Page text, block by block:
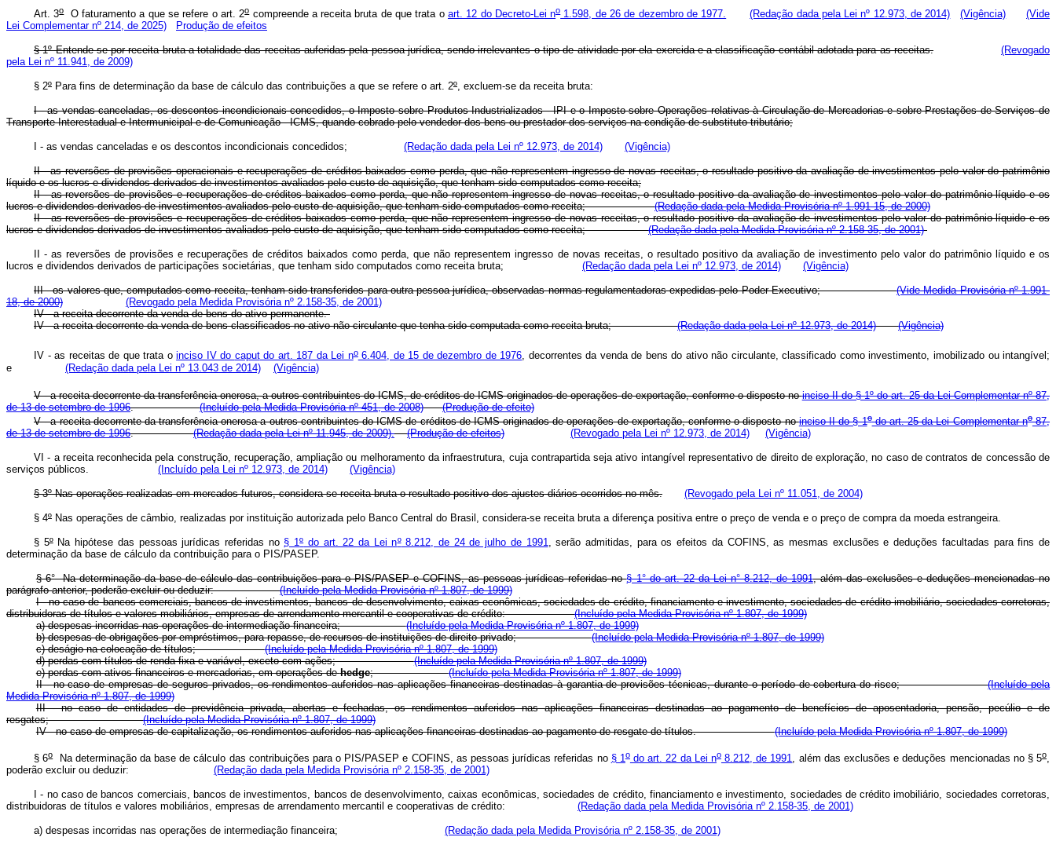
Art. 3oO faturamento a que se refere o art. 2ocompreende a receita bruta de que trata o art. 12 do Decreto-Lei no1.598, de 26 de dezembro de 1977. (Redação dada pela Lei nº 12.973, de 2014) (Vigência)
(Vide
Lei Complementar nº 214, de 2025)
Produção de efeitos
§ 1º Entende-se por receita bruta a totalidade das receitas auferidas pela pessoa jurídica, sendo irrelevantes o tipo de atividade por ela exercida e a classificação contábil adotada para as receitas.
(Revogado
pela Lei nº 11.941, de 2009)
§ 2º Para fins de determinação da base de cálculo das contribuições a que se refere o art. 2º, excluem-se da receita bruta:
I - as vendas canceladas, os descontos incondicionais concedidos, o Imposto sobre Produtos Industrializados - IPI e o Imposto sobre Operações relativas à Circulação de Mercadorias e sobre Prestações de Serviços de
Transporte Interestadual e Intermunicipal e de Comunicação - ICMS, quando cobrado pelo vendedor dos bens ou prestador dos serviços na condição de substituto tributário;
I - as vendas canceladas e os descontos incondicionais concedidos; (Redação dada pela Lei nº 12.973, de 2014) (Vigência)
II - as reversões de provisões operacionais e recuperações de créditos baixados como perda, que não representem ingresso de novas receitas, o resultado positivo da avaliação de investimentos pelo valor do patrimônio
líquido e os lucros e dividendos derivados de investimentos avaliados pelo custo de aquisição, que tenham sido computados como receita;
II - as reversões de provisões e recuperações de créditos baixados como perda, que não representem ingresso de novas receitas, o resultado positivo da avaliação de investimentos pelo valor do patrimônio líquido e os
lucros e dividendos derivados de investimentos avaliados pelo custo de aquisição, que tenham sido computados como receita;(Redação dada pela Medida Provisória nº 1.991-15, de 2000)
II - as reversões de provisões e recuperações de créditos baixados como perda, que não representem ingresso de novas receitas, o resultado positivo da avaliação de investimentos pelo valor do patrimônio líquido e os
lucros e dividendos derivados de investimentos avaliados pelo custo de aquisição, que tenham sido computados como receita;(Redação dada pela Medida Provisória nº 2.158-35, de 2001)
II - as reversões de provisões e recuperações de créditos baixados como perda, que não representem ingresso de novas receitas, o resultado positivo da avaliação de investimento pelo valor do patrimônio líquido e os
lucros e dividendos derivados de participações societárias, que tenham sido computados como receita bruta; (Redação dada pela Lei nº 12.973, de 2014) (Vigência)
III - os valores que, computados como receita, tenham sido transferidos para outra pessoa jurídica, observadas normas regulamentadoras expedidas pelo Poder Executivo;(Vide Medida Provisória nº 1.991-
18, de 2000)
(Revogado pela Medida Provisória nº 2.158-35, de 2001)
IV - a receita decorrente da venda de bens do ativo permanente.
IV - a receita decorrente da venda de bens classificados no ativo não circulante que tenha sido computada como receita bruta;(Redação dada pela Lei nº 12.973, de 2014) (Vigência)
IV - as receitas de que trata oinciso IV do caputdo art. 187 da Lei no6.404, de 15 de dezembro de 1976, decorrentes da venda de bens do ativo não circulante, classificado como investimento, imobilizado ou intangível;
e (Redação dada pela Lei nº 13.043 de 2014) (Vigência)
V - a receita decorrente da transferência onerosa, a outros contribuintes do ICMS, de créditos de ICMS originados de operações de exportação, conforme o disposto noinciso II do § 1º do art. 25 da Lei Complementar nº 87,
de 13 de setembro de 1996.(Incluído pela Medida Provisória nº 451, de 2008)
(Produção de efeito)
V - a receita decorrente da transferência onerosa a outros contribuintes do ICMS de créditos de ICMS originados de operações de exportação, conforme o disposto noinciso II do § 1odo art. 25 da Lei Complementar no87,
de 13 de setembro de 1996.(Redação dada pela Lei nº 11.945, de 2009). (Produção de efeitos) (Revogado pela Lei nº 12.973, de 2014) (Vigência)
VI - a receita reconhecida pela construção, recuperação, ampliação ou melhoramento da infraestrutura, cuja contrapartida seja ativo intangível representativo de direito de exploração, no caso de contratos de concessão de
serviços públicos. (Incluído pela Lei nº 12.973, de 2014) (Vigência)
§ 3º Nas operações realizadas em mercados futuros, considera-se receita bruta o resultado positivo dos ajustes diários ocorridos no mês. (Revogado pela Lei nº 11.051, de 2004)
§ 4º Nas operações de câmbio, realizadas por instituição autorizada pelo Banco Central do Brasil, considera-se receita bruta a diferença positiva entre o preço de venda e o preço de compra da moeda estrangeira.
§ 5ºNa hipótese das pessoas jurídicas referidas no § 1ºdo art. 22 da Lei nº8.212, de 24 de julho de 1991
, serão admitidas, para os efeitos da COFINS, as mesmas exclusões e deduções facultadas para fins de
determinação da base de cálculo da contribuição para o PIS/PASEP.
§ 6°Na determinação da base de cálculo das contribuições para o PIS/PASEP e COFINS, as pessoas jurídicas referidas no§ 1° do art. 22 da Lei n° 8.212, de 1991, além das exclusões e deduções mencionadas no
parágrafo anterior, poderão excluir ou deduzir:(Incluído pela Medida Provisória nº 1.807, de 1999)
I - no caso de bancos comerciais, bancos de investimentos, bancos de desenvolvimento, caixas econômicas, sociedades de crédito, financiamento e investimento, sociedades de crédito imobiliário, sociedades corretoras,
distribuidoras de títulos e valores mobiliários, empresas de arrendamento mercantil e cooperativas de crédito:(Incluído pela Medida Provisória nº 1.807, de 1999)
a) despesas incorridas nas operações de intermediação financeira;(Incluído pela Medida Provisória nº 1.807, de 1999)
b) despesas de obrigações por empréstimos, para repasse, de recursos de instituições de direito privado;(Incluído pela Medida Provisória nº 1.807, de 1999)
c) deságio na colocação de títulos;(Incluído pela Medida Provisória nº 1.807, de 1999)
d) perdas com títulos de renda fixa e variável, exceto com ações;(Incluído pela Medida Provisória nº 1.807, de 1999)
e) perdas com ativos financeiros e mercadorias, em operações dehedge;(Incluído pela Medida Provisória nº 1.807, de 1999)
II - no caso de empresas de seguros privados, os rendimentos auferidos nas aplicações financeiras destinadas à garantia de provisões técnicas, durante o período de cobertura do risco;(Incluído pela
Medida Provisória nº 1.807, de 1999)
III - no caso de entidades de previdência privada, abertas e fechadas, os rendimentos auferidos nas aplicações financeiras destinadas ao pagamento de benefícios de aposentadoria, pensão, pecúlio e de
resgates;(Incluído pela Medida Provisória nº 1.807, de 1999)
IV - no caso de empresas de capitalização, os rendimentos auferidos nas aplicações financeiras destinadas ao pagamento de resgate de títulos.(Incluído pela Medida Provisória nº 1.807, de 1999)
§ 6oNa determinação da base de cálculo das contribuições para o PIS/PASEP e COFINS, as pessoas jurídicas referidas no § 1odo art. 22 da Lei no8.212, de 1991, além das exclusões e deduções mencionadas no § 5o,
poderão excluir ou deduzir: (Redação dada pela Medida Provisória nº 2.158-35, de 2001)
I - no caso de bancos comerciais, bancos de investimentos, bancos de desenvolvimento, caixas econômicas, sociedades de crédito, financiamento e investimento, sociedades de crédito imobiliário, sociedades corretoras,
distribuidoras de títulos e valores mobiliários, empresas de arrendamento mercantil e cooperativas de crédito: (Redação dada pela Medida Provisória nº 2.158-35, de 2001)
a) despesas incorridas nas operações de intermediação financeira; (Redação dada pela Medida Provisória nº 2.158-35, de 2001)